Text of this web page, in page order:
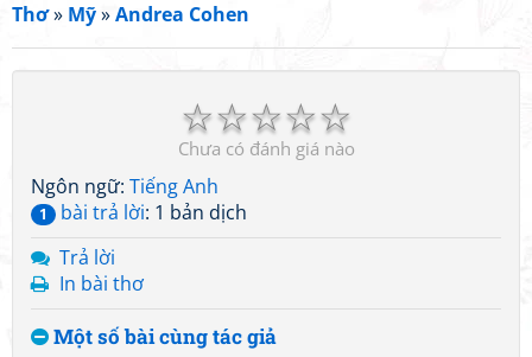
Thơ» Mỹ»Andrea Cohen
☆
☆
☆
☆
☆
Chưa có đánh giá nào
Ngôn ngữ: Tiếng Anh
1 bài trả lời: 1 bản dịch
Trả lời
In bài thơ
Một số bài cùng tác giả